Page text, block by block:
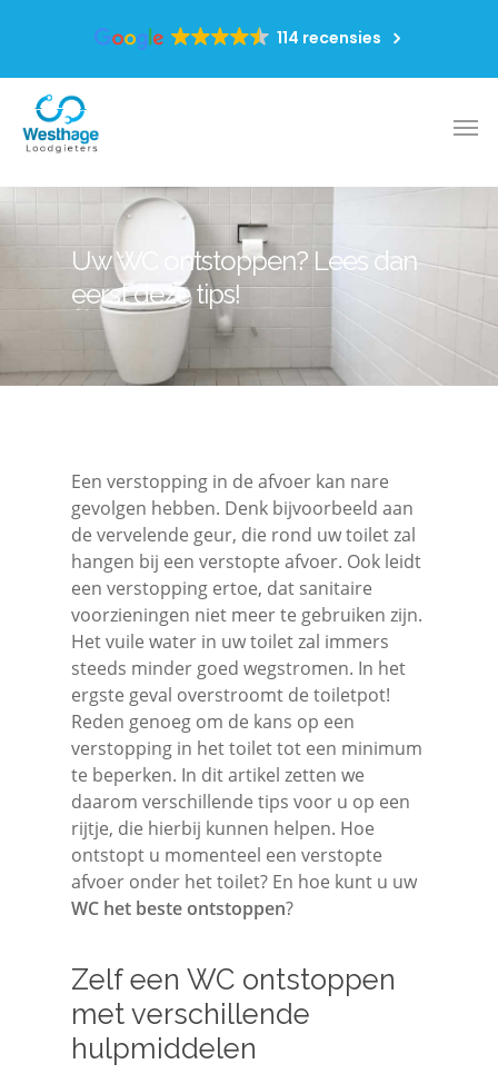
114 recensies
Uw WC ontstoppen? Lees dan
eerst deze tips!
Een verstopping in de afvoer kan nare
gevolgen hebben. Denk bijvoorbeeld aan
de vervelende geur, die rond uw toilet zal
hangen bij een verstopte afvoer. Ook leidt
een verstopping ertoe, dat sanitaire
voorzieningen niet meer te gebruiken zijn.
Het vuile water in uw toilet zal immers
steeds minder goed wegstromen. In het
ergste geval overstroomt de toiletpot!
Reden genoeg om de kans op een
verstopping in het toilet tot een minimum
te beperken. In dit artikel zetten we
daarom verschillende tips voor u op een
rijtje, die hierbij kunnen helpen. Hoe
ontstopt u momenteel een verstopte
afvoer onder het toilet? En hoe kunt u uw
WC het beste ontstoppen?
Zelf een WC ontstoppen
met verschillende
hulpmiddelen